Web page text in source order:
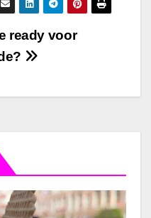
ready voor